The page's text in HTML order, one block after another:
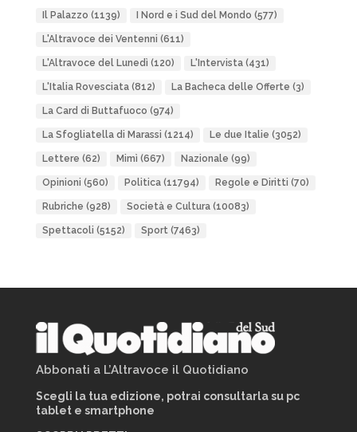
Il Palazzo (1139) I Nord e i Sud del Mondo (577)
L'Altravoce dei Ventenni (611)
L'Altravoce del Lunedì (120) L'Intervista(431)
L'Italia Rovesciata(812) La Bacheca delle Offerte (3)
La Card di Buttafuoco (974)
La Sfogliatella di Marassi (1214) Le due Italie (3052)
Lettere (62) Mimì (667) Nazionale (99)
Opinioni (560) Politica(11794) Regole e Diritti (70)
Rubriche (928) Società e Cultura(10083)
Spettacoli (5152) Sport(7463)
Abbonati a L’Altravoce il Quotidiano
Scegli la tua edizione, potrai consultarla su pc
tablet e smartphone